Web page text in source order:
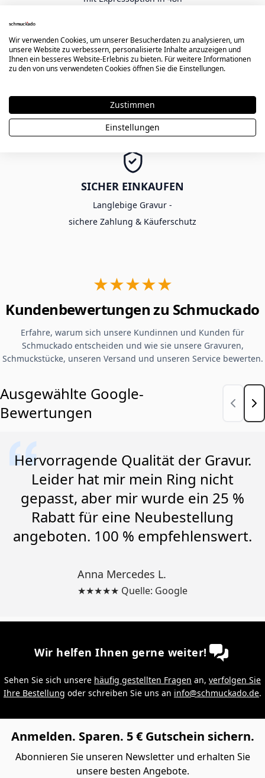
KOSTENLOSER VERSAND AB 80€
ohne Gutscheincode
SICHER EINKAUFEN
Langlebige Gravur -
sichere Zahlung & Käuferschutz
★★★★★
Kundenbewertungen zu Schmuckado
Erfahre, warum sich unsere Kundinnen und Kunden für
Schmuckado entscheiden und wie sie unsere Gravuren,
Schmuckstücke, unseren Versand und unseren Service bewerten.
Ausgewählte Google-
Bewertungen
Hervorragende Qualität der Gravur.
Leider hat mir mein Ring nicht
gepasst, aber mir wurde ein 25 %
Rabatt für eine Neubestellung
angeboten. 100 % empfehlenswert.
Anna Mercedes L.
★★★★★ Quelle: Google
Wir helfen Ihnen gerne weiter!
Sehen Sie sich unsere häufig gestellten Fragen an, verfolgen Sie
Ihre Bestellung oder schreiben Sie uns an info@schmuckado.de.
Anmelden. Sparen. 5 € Gutschein sichern.
Abonnieren Sie unseren Newsletter und erhalten Sie
unsere besten Angebote.
Wir verwenden Cookies, um unserer Besucherdaten zu analysieren, um
unsere Website zu verbessern, personalisierte Inhalte anzuzeigen und
Ihnen ein besseres Website-Erlebnis zu bieten. Für weitere Informationen
zu den von uns verwendeten Cookies öffnen Sie die Einstellungen.
Zustimmen
Einstellungen